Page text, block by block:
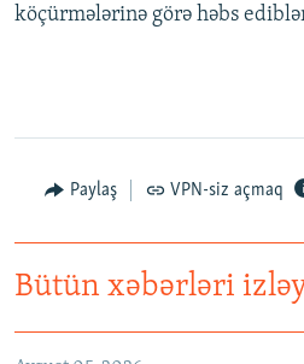
köçürmələrinə görə həbs
Paylaş VPN-siz açmaq
Bütün xəbərləri